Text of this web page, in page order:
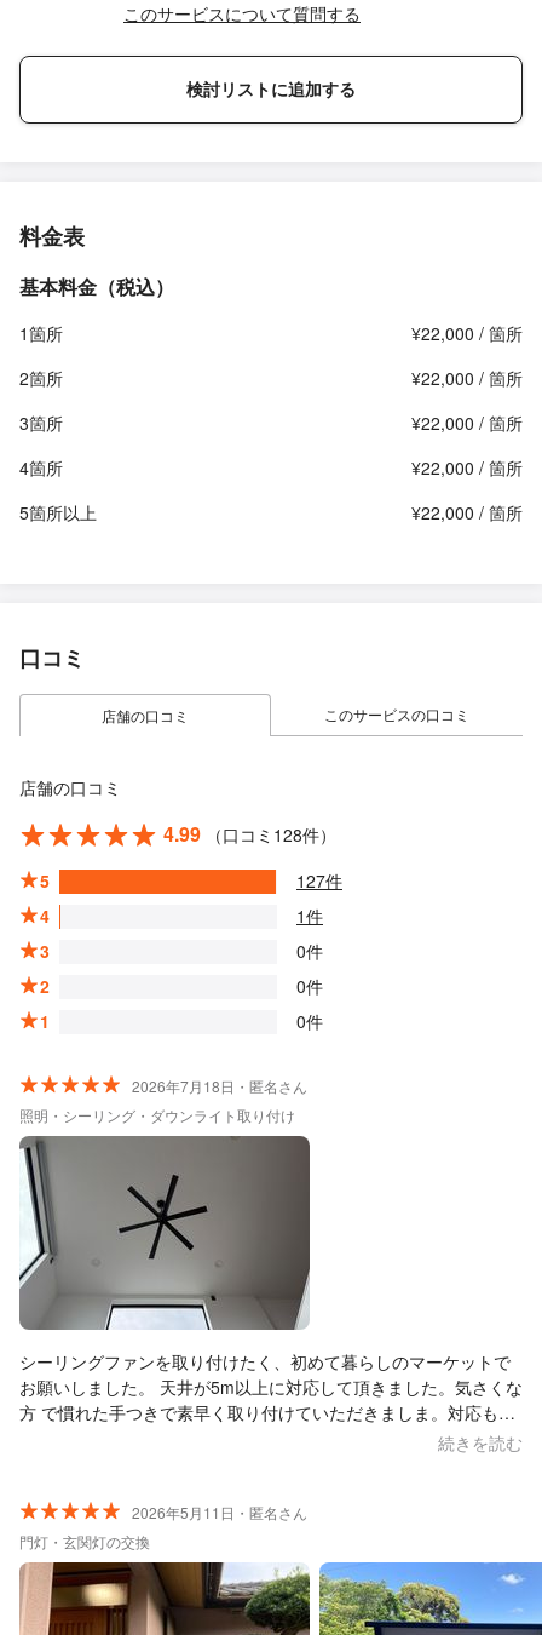
このサービスについて質問する
検討リストに追加する
料金表
基本料金（税込）
1箇所
¥22,000 / 箇所
2箇所
¥22,000 / 箇所
3箇所
¥22,000 / 箇所
4箇所
¥22,000 / 箇所
5箇所以上
¥22,000 / 箇所
口コミ
店舗の口コミ このサービスの口コミ
店舗の口コミ
4.99
（口コミ128件）
5
127件
4
1件
3
0件
2
0件
1
0件
2026年7月18日・匿名さん
照明・シーリング・ダウンライト取り付け
シーリングファンを取り付けたく、初めて暮らしのマーケットで
お願いしました。 天井が5m以上に対応して頂きました。気さくな
方 で慣れた手つきで素早く取り付けていただきましま。対応も丁
寧でまた何があればお願いしたいと思いました。 ありがとござい
続きを読む
2026年5月11日・匿名さん
門灯・玄関灯の交換